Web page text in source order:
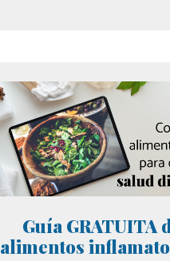
Guía GRATUITA
alimentos